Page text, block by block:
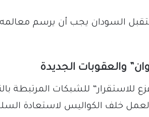
السودان يجب أن يرسم معالمه
والعقوبات الجديدة
للاستقرار” للشبكات المرتبطة
خلف الكواليس لاستعادة